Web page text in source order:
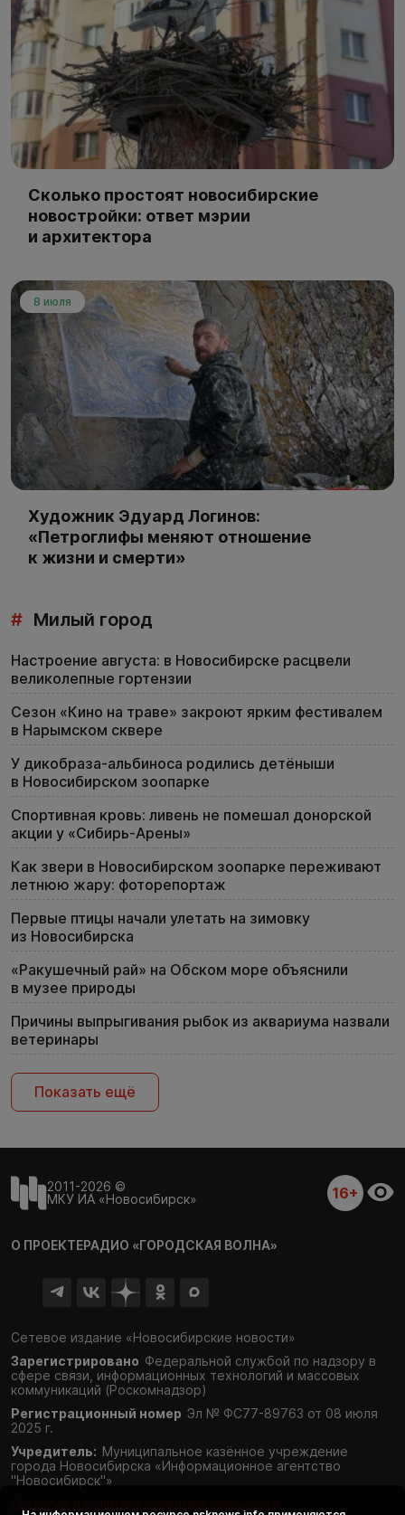
Сколько простоят новосибирские
новостройки: ответ мэрии
и архитектора
8 июля
Художник Эдуард Логинов:
«Петроглифы меняют отношение
к жизни и смерти»
# Милый город
Настроение августа: в Новосибирске расцвели
великолепные гортензии
Сезон «Кино на траве» закроют ярким фестивалем
в Нарымском сквере
У дикобраза-альбиноса родились детёныши
в Новосибирском зоопарке
Спортивная кровь: ливень не помешал донорской
акции у «Сибирь-Арены»
Как звери в Новосибирском зоопарке переживают
летнюю жару: фоторепортаж
Первые птицы начали улетать на зимовку
из Новосибирска
«Ракушечный рай» на Обском море объяснили
в музее природы
Причины выпрыгивания рыбок из аквариума назвали
ветеринары
Показать ещё
2011-2026 ©
МКУ ИА «Новосибирск»
16+
О ПРОЕКТЕРАДИО «ГОРОДСКАЯ ВОЛНА»
Сетевое издание «Новосибирские новости»
Зарегистрировано Федеральной службой по надзору в
сфере связи, информационных технологий и массовых
коммуникаций (Роскомнадзор)
Регистрационный номер Эл № ФС77-89763 от 08 июля
2025 г.
Учредитель: Муниципальное казённое учреждение
города Новосибирска «Информационное агентство
"Новосибирск"»